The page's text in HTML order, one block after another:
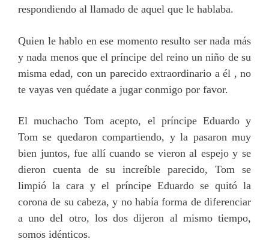
respondiendo al llamado de aquel que le hablaba.
Quien le hablo en ese momento resulto ser nada más
y nada menos que el príncipe del reino un niño de su
misma edad, con un parecido extraordinario a él , no
te vayas ven quédate a jugar conmigo por favor.
El muchacho Tom acepto, el príncipe Eduardo y
Tom se quedaron compartiendo, y la pasaron muy
bien juntos, fue allí cuando se vieron al espejo y se
dieron cuenta de su increíble parecido, Tom se
limpió la cara y el príncipe Eduardo se quitó la
corona de su cabeza, y no había forma de diferenciar
a uno del otro, los dos dijeron al mismo tiempo,
somos idénticos.